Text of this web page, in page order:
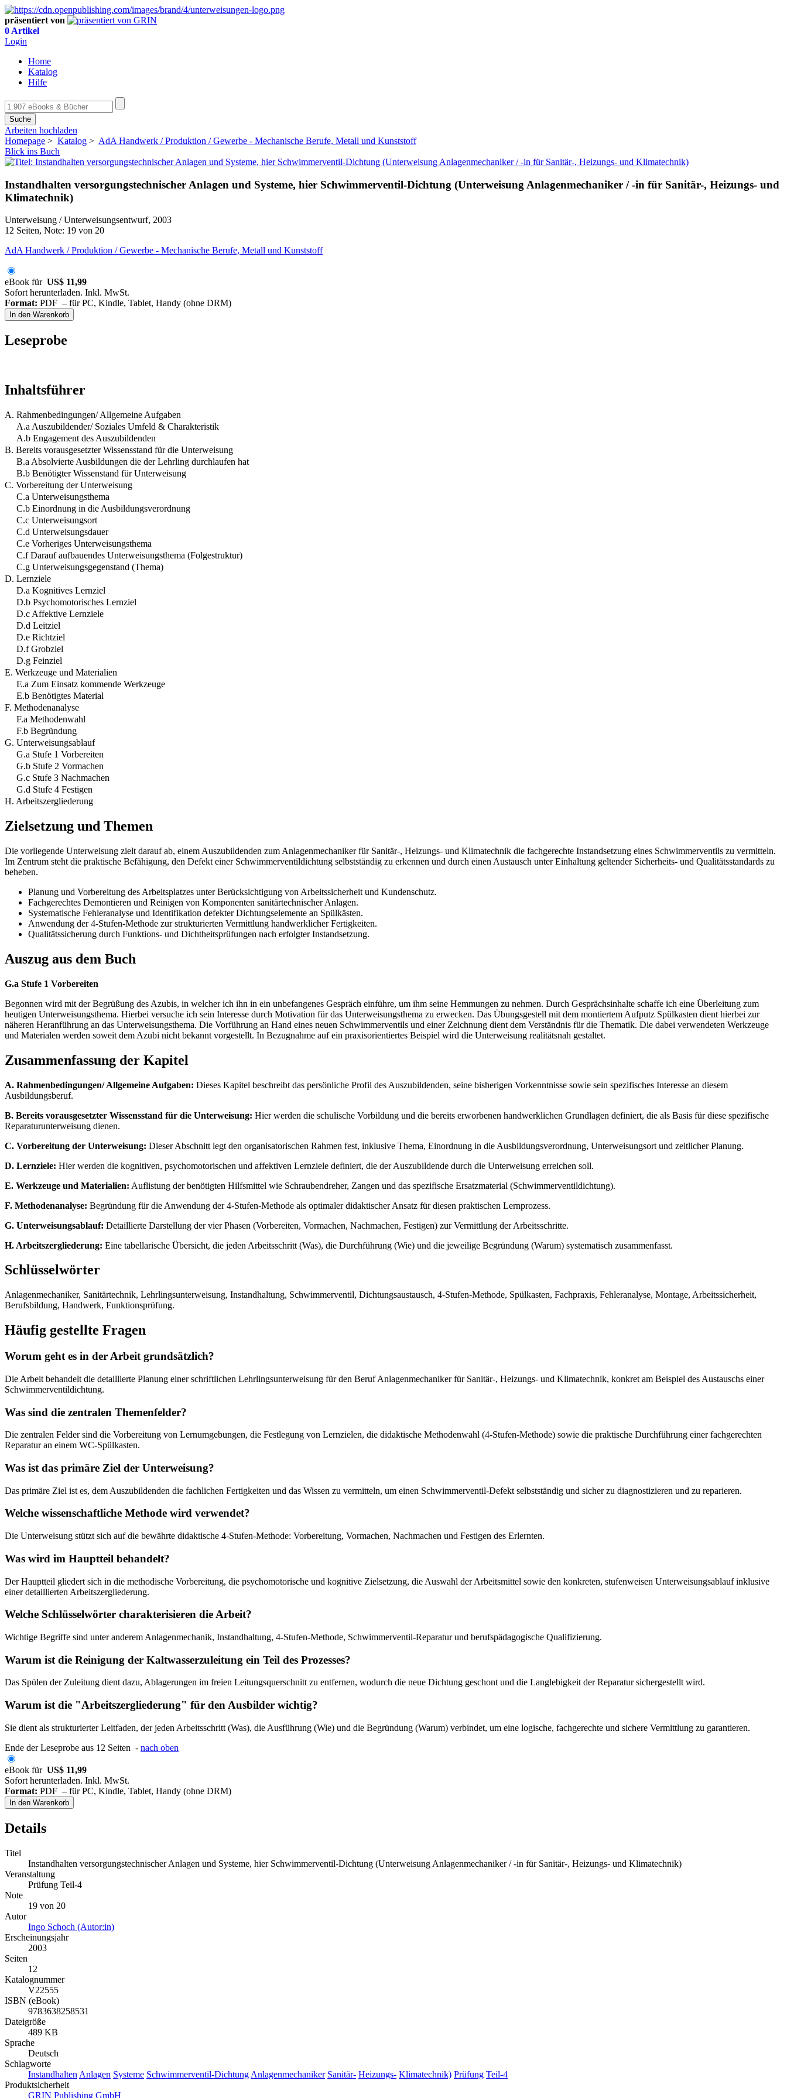
präsentiert von
0 Artikel
Login
Home
Katalog
Hilfe
Suche
Arbeiten hochladen
Homepage > Katalog > AdA Handwerk / Produktion / Gewerbe - Mechanische Berufe, Metall und Kunststoff
Blick ins Buch
Instandhalten versorgungstechnischer Anlagen und Systeme, hier Schwimmerventil-Dichtung (Unterweisung Anlagenmechaniker / -in für Sanitär-, Heizungs- und
Klimatechnik)
Unterweisung / Unterweisungsentwurf, 2003
12 Seiten, Note: 19 von 20
AdA Handwerk / Produktion / Gewerbe - Mechanische Berufe, Metall und Kunststoff
eBook für US$ 11,99
Sofort herunterladen. Inkl. MwSt.
Format: PDF – für PC, Kindle, Tablet, Handy (ohne DRM)
In den Warenkorb
Leseprobe
Inhaltsführer
A. Rahmenbedingungen/ Allgemeine Aufgaben
A.a Auszubildender/ Soziales Umfeld & Charakteristik
A.b Engagement des Auszubildenden
B. Bereits vorausgesetzter Wissensstand für die Unterweisung
B.a Absolvierte Ausbildungen die der Lehrling durchlaufen hat
B.b Benötigter Wissenstand für Unterweisung
C. Vorbereitung der Unterweisung
C.a Unterweisungsthema
C.b Einordnung in die Ausbildungsverordnung
C.c Unterweisungsort
C.d Unterweisungsdauer
C.e Vorheriges Unterweisungsthema
C.f Darauf aufbauendes Unterweisungsthema (Folgestruktur)
C.g Unterweisungsgegenstand (Thema)
D. Lernziele
D.a Kognitives Lernziel
D.b Psychomotorisches Lernziel
D.c Affektive Lernziele
D.d Leitziel
D.e Richtziel
D.f Grobziel
D.g Feinziel
E. Werkzeuge und Materialien
E.a Zum Einsatz kommende Werkzeuge
E.b Benötigtes Material
F. Methodenanalyse
F.a Methodenwahl
F.b Begründung
G. Unterweisungsablauf
G.a Stufe 1 Vorbereiten
G.b Stufe 2 Vormachen
G.c Stufe 3 Nachmachen
G.d Stufe 4 Festigen
H. Arbeitszergliederung
Zielsetzung und Themen
Die vorliegende Unterweisung zielt darauf ab, einem Auszubildenden zum Anlagenmechaniker für Sanitär-, Heizungs- und Klimatechnik die fachgerechte Instandsetzung eines Schwimmerventils zu vermitteln.
Im Zentrum steht die praktische Befähigung, den Defekt einer Schwimmerventildichtung selbstständig zu erkennen und durch einen Austausch unter Einhaltung geltender Sicherheits- und Qualitätsstandards zu
beheben.
Planung und Vorbereitung des Arbeitsplatzes unter Berücksichtigung von Arbeitssicherheit und Kundenschutz.
Fachgerechtes Demontieren und Reinigen von Komponenten sanitärtechnischer Anlagen.
Systematische Fehleranalyse und Identifikation defekter Dichtungselemente an Spülkästen.
Anwendung der 4-Stufen-Methode zur strukturierten Vermittlung handwerklicher Fertigkeiten.
Qualitätssicherung durch Funktions- und Dichtheitsprüfungen nach erfolgter Instandsetzung.
Auszug aus dem Buch
G.a Stufe 1 Vorbereiten
Begonnen wird mit der Begrüßung des Azubis, in welcher ich ihn in ein unbefangenes Gespräch einführe, um ihm seine Hemmungen zu nehmen. Durch Gesprächsinhalte schaffe ich eine Überleitung zum
heutigen Unterweisungsthema. Hierbei versuche ich sein Interesse durch Motivation für das Unterweisungsthema zu erwecken. Das Übungsgestell mit dem montiertem Aufputz Spülkasten dient hierbei zur
näheren Heranführung an das Unterweisungsthema. Die Vorführung an Hand eines neuen Schwimmerventils und einer Zeichnung dient dem Verständnis für die Thematik. Die dabei verwendeten Werkzeuge
und Materialen werden soweit dem Azubi nicht bekannt vorgestellt. In Bezugnahme auf ein praxisorientiertes Beispiel wird die Unterweisung realitätsnah gestaltet.
Zusammenfassung der Kapitel
A. Rahmenbedingungen/ Allgemeine Aufgaben: Dieses Kapitel beschreibt das persönliche Profil des Auszubildenden, seine bisherigen Vorkenntnisse sowie sein spezifisches Interesse an diesem
Ausbildungsberuf.
B. Bereits vorausgesetzter Wissensstand für die Unterweisung: Hier werden die schulische Vorbildung und die bereits erworbenen handwerklichen Grundlagen definiert, die als Basis für diese spezifische
Reparaturunterweisung dienen.
C. Vorbereitung der Unterweisung: Dieser Abschnitt legt den organisatorischen Rahmen fest, inklusive Thema, Einordnung in die Ausbildungsverordnung, Unterweisungsort und zeitlicher Planung.
D. Lernziele: Hier werden die kognitiven, psychomotorischen und affektiven Lernziele definiert, die der Auszubildende durch die Unterweisung erreichen soll.
E. Werkzeuge und Materialien: Auflistung der benötigten Hilfsmittel wie Schraubendreher, Zangen und das spezifische Ersatzmaterial (Schwimmerventildichtung).
F. Methodenanalyse: Begründung für die Anwendung der 4-Stufen-Methode als optimaler didaktischer Ansatz für diesen praktischen Lernprozess.
G. Unterweisungsablauf: Detaillierte Darstellung der vier Phasen (Vorbereiten, Vormachen, Nachmachen, Festigen) zur Vermittlung der Arbeitsschritte.
H. Arbeitszergliederung: Eine tabellarische Übersicht, die jeden Arbeitsschritt (Was), die Durchführung (Wie) und die jeweilige Begründung (Warum) systematisch zusammenfasst.
Schlüsselwörter
Anlagenmechaniker, Sanitärtechnik, Lehrlingsunterweisung, Instandhaltung, Schwimmerventil, Dichtungsaustausch, 4-Stufen-Methode, Spülkasten, Fachpraxis, Fehleranalyse, Montage, Arbeitssicherheit,
Berufsbildung, Handwerk, Funktionsprüfung.
Häufig gestellte Fragen
Worum geht es in der Arbeit grundsätzlich?
Die Arbeit behandelt die detaillierte Planung einer schriftlichen Lehrlingsunterweisung für den Beruf Anlagenmechaniker für Sanitär-, Heizungs- und Klimatechnik, konkret am Beispiel des Austauschs einer
Schwimmerventildichtung.
Was sind die zentralen Themenfelder?
Die zentralen Felder sind die Vorbereitung von Lernumgebungen, die Festlegung von Lernzielen, die didaktische Methodenwahl (4-Stufen-Methode) sowie die praktische Durchführung einer fachgerechten
Reparatur an einem WC-Spülkasten.
Was ist das primäre Ziel der Unterweisung?
Das primäre Ziel ist es, dem Auszubildenden die fachlichen Fertigkeiten und das Wissen zu vermitteln, um einen Schwimmerventil-Defekt selbstständig und sicher zu diagnostizieren und zu reparieren.
Welche wissenschaftliche Methode wird verwendet?
Die Unterweisung stützt sich auf die bewährte didaktische 4-Stufen-Methode: Vorbereitung, Vormachen, Nachmachen und Festigen des Erlernten.
Was wird im Hauptteil behandelt?
Der Hauptteil gliedert sich in die methodische Vorbereitung, die psychomotorische und kognitive Zielsetzung, die Auswahl der Arbeitsmittel sowie den konkreten, stufenweisen Unterweisungsablauf inklusive
einer detaillierten Arbeitszergliederung.
Welche Schlüsselwörter charakterisieren die Arbeit?
Wichtige Begriffe sind unter anderem Anlagenmechanik, Instandhaltung, 4-Stufen-Methode, Schwimmerventil-Reparatur und berufspädagogische Qualifizierung.
Warum ist die Reinigung der Kaltwasserzuleitung ein Teil des Prozesses?
Das Spülen der Zuleitung dient dazu, Ablagerungen im freien Leitungsquerschnitt zu entfernen, wodurch die neue Dichtung geschont und die Langlebigkeit der Reparatur sichergestellt wird.
Warum ist die "Arbeitszergliederung" für den Ausbilder wichtig?
Sie dient als strukturierter Leitfaden, der jeden Arbeitsschritt (Was), die Ausführung (Wie) und die Begründung (Warum) verbindet, um eine logische, fachgerechte und sichere Vermittlung zu garantieren.
Ende der Leseprobe aus 12 Seiten - nach oben
eBook für US$ 11,99
Sofort herunterladen. Inkl. MwSt.
Format: PDF – für PC, Kindle, Tablet, Handy (ohne DRM)
In den Warenkorb
Details
Titel
Instandhalten versorgungstechnischer Anlagen und Systeme, hier Schwimmerventil-Dichtung (Unterweisung Anlagenmechaniker / -in für Sanitär-, Heizungs- und Klimatechnik)
Veranstaltung
Prüfung Teil-4
Note
19 von 20
Autor
Ingo Schoch (Autor:in)
Erscheinungsjahr
2003
Seiten
12
Katalognummer
V22555
ISBN (eBook)
9783638258531
Dateigröße
489 KB
Sprache
Deutsch
Schlagworte
Instandhalten Anlagen Systeme Schwimmerventil-Dichtung Anlagenmechaniker Sanitär- Heizungs- Klimatechnik) Prüfung Teil-4
Produktsicherheit
GRIN Publishing GmbH